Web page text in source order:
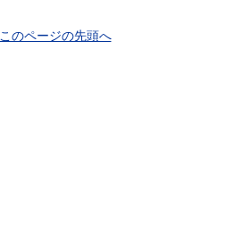
このページの先頭へ